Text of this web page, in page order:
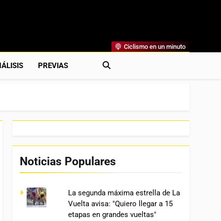
Previas Y Más. La Web Ciclista De Referencia.
Ciclismo en un minuto
PREVIAS
Noticias Populares
La segunda máxima estrella de La
Vuelta avisa: "Quiero llegar a 15
etapas en grandes vueltas"